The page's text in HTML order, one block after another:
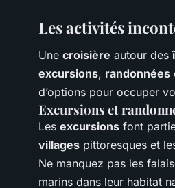
Les activités
Une croisière autour des
excursions, randonnées
d’options pour occuper
Excursions et
Les excursions font
villages pittoresques et
Ne manquez pas les
marins dans leur habitat